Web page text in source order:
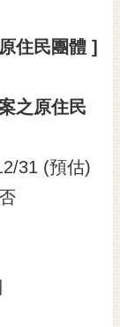
住民團體 ]
之原住民
31 (預估)